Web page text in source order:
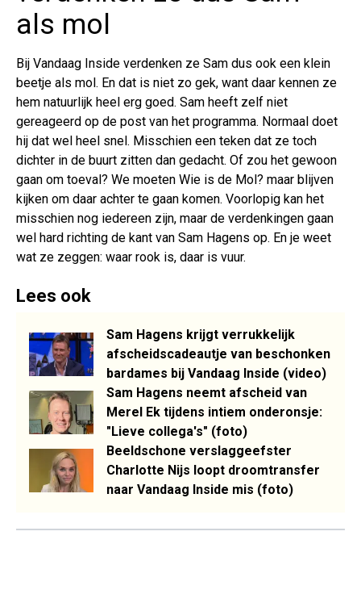
als mol
Bij Vandaag Inside verdenken ze Sam dus ook een klein
beetje als mol. En dat is niet zo gek, want daar kennen ze
hem natuurlijk heel erg goed. Sam heeft zelf niet
gereageerd op de post van het programma. Normaal doet
hij dat wel heel snel. Misschien een teken dat ze toch
dichter in de buurt zitten dan gedacht. Of zou het gewoon
gaan om toeval? We moeten Wie is de Mol? maar blijven
kijken om daar achter te gaan komen. Voorlopig kan het
misschien nog iedereen zijn, maar de verdenkingen gaan
wel hard richting de kant van Sam Hagens op. En je weet
wat ze zeggen: waar rook is, daar is vuur.
Lees ook
Sam Hagens krijgt verrukkelijk
afscheidscadeautje van beschonken
bardames bij Vandaag Inside (video)
Sam Hagens neemt afscheid van
Merel Ek tijdens intiem onderonsje:
"Lieve collega's" (foto)
Beeldschone verslaggeefster
Charlotte Nijs loopt droomtransfer
naar Vandaag Inside mis (foto)